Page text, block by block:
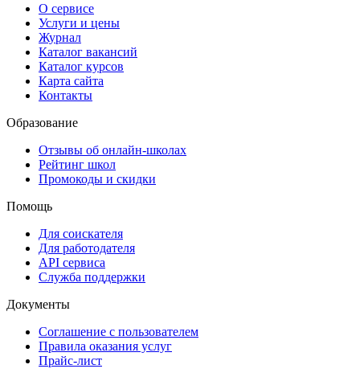
О сервисе
Услуги и цены
Журнал
Каталог вакансий
Каталог курсов
Карта сайта
Контакты
Образование
Отзывы об онлайн-школах
Рейтинг школ
Промокоды и скидки
Помощь
Для соискателя
Для работодателя
API сервиса
Служба поддержки
Документы
Соглашение с пользователем
Правила оказания услуг
Прайс-лист